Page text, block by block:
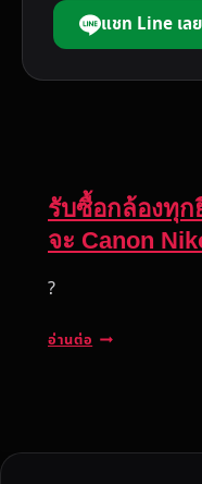
แชท Line เลย
รับซื้อกล้องทุก
จะ Canon
?
อ่านต่อ
ล้